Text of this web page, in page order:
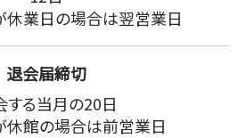
業日の場合は翌営業日
退会届締切
する当月の20日
館の場合は前営業日